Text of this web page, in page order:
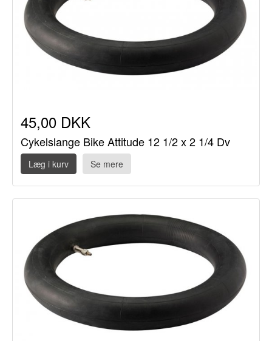
45,00 DKK
Cykelslange Bike Attitude 12 1/2 x 2 1/4 Dv
Læg i kurv Se mere